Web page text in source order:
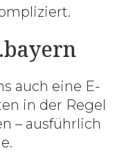
auch eine E-
in der Regel
– ausführlich